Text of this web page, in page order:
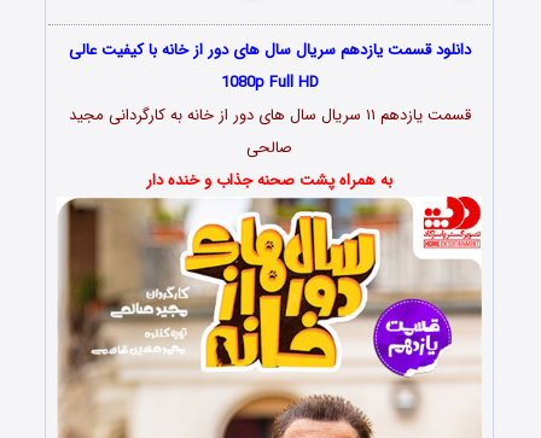
دانلود قسمت یازدهم سریال سال های دور از خانه با کیفیت عالی
1080p Full HD
قسمت یازدهم ۱۱ سریال سال های دور از خانه به کارگردانی مجید
صالحی
به همراه پشت صحنه جذاب و خنده دار